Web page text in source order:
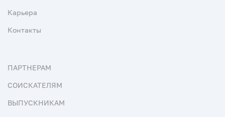
Карьера
Контакты
ПАРТНЕРАМ
СОИСКАТЕЛЯМ
ВЫПУСКНИКАМ